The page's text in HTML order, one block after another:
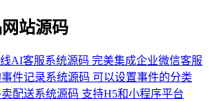
站源码
AI客服系统源码 完美集成企业微信客服
件记录系统源码 可以设置事件的分类
配送系统源码 支持H5和小程序平台